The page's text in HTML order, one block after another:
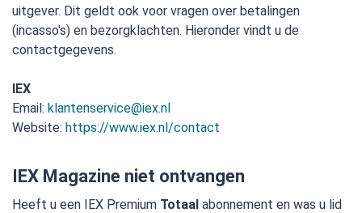
uitgever. Dit geldt ook voor vragen over betalingen
(incasso's) en bezorgklachten. Hieronder vindt u de
contactgegevens.
IEX
Email: klantenservice@iex.nl
Website: https://www.iex.nl/contact
IEX Magazine niet ontvangen
Heeft u een IEX Premium Totaal abonnement en was u lid